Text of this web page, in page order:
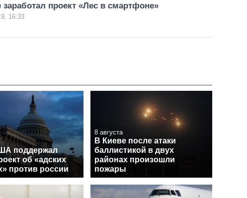
заработал проект «Лес в смартфоне»
16:33
поддержал
об «адских
против россии
8 августа
В Киеве после атаки
баллистикой в двух
районах произошли
пожары